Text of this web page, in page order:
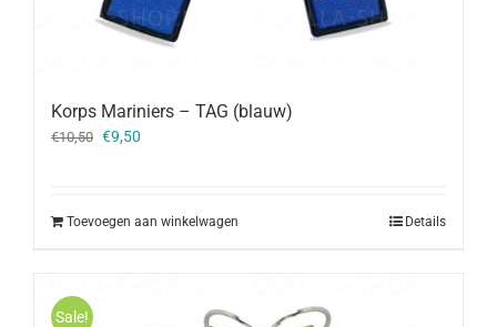
Korps Mariniers – TAG (blauw)
€10,50 Oorspronkelijke
€9,50
Toevoegen aan winkelwagen Details
Sale!